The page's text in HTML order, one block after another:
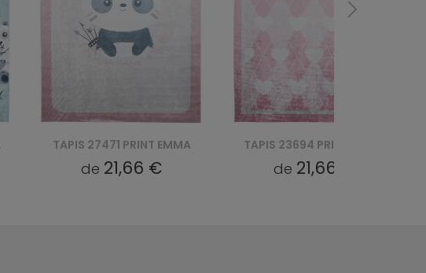
TAPIS 23694 PRINT EMMA
de 21,66 €
TAPIS 23691 PRINT EMMA
de 21,66 €